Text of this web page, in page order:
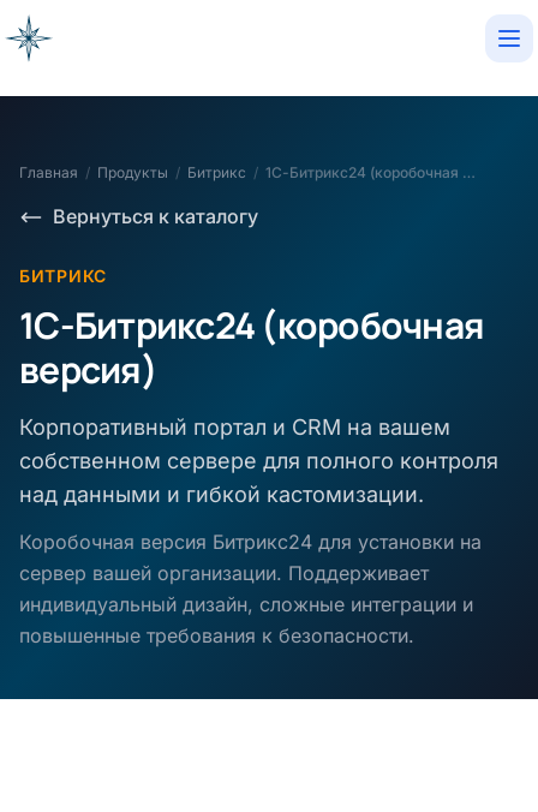
Главная / Продукты / Битрикс / 1С-Битрикс24 (коробочная версия)
Вернуться к каталогу
БИТРИКС
1С-Битрикс24 (коробочная
версия)
Корпоративный портал и CRM на вашем
собственном сервере для полного контроля
над данными и гибкой кастомизации.
Коробочная версия Битрикс24 для установки на
сервер вашей организации. Поддерживает
индивидуальный дизайн, сложные интеграции и
повышенные требования к безопасности.